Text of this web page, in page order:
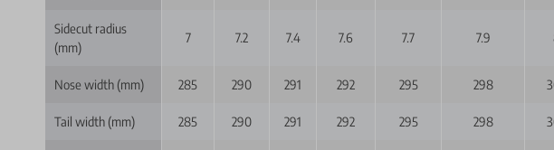
Sidecut radius
(mm)
7 7.2 7.4 7.6 7.7 7.9
Nose width (mm) 285 290 291 292 295 298
Tail width (mm) 285 290 291 292 295 298